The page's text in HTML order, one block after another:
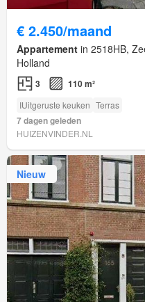
€ 2.450/maand
Appartement in 2518HB,
Holland
3 110 m²
IUitgeruste keuken Terras
7 dagen geleden
HUIZENVINDER.NL
Nieuw